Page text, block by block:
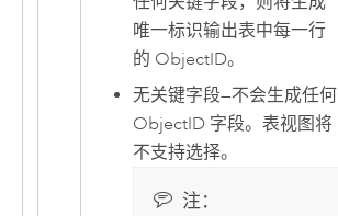
唯一标识输出表中每一行
的 ObjectID。
无关键字段—不会生成任何
ObjectID 字段。表视图将
不支持选择。
注：